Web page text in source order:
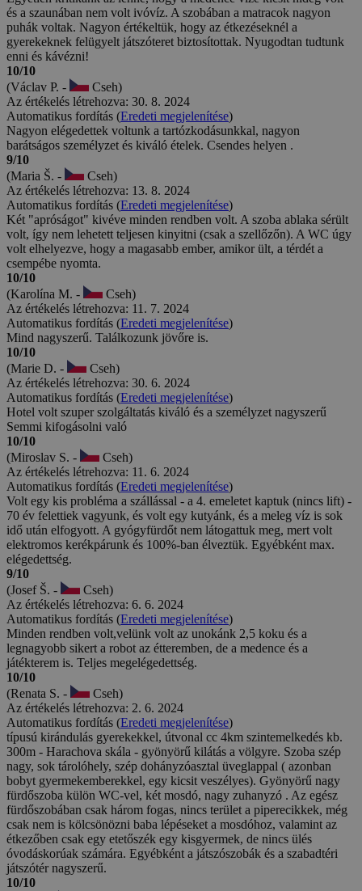
és a szaunában nem volt ivóvíz. A szobában a matracok nagyon
puhák voltak. Nagyon értékeltük, hogy az étkezéseknél a
gyerekeknek felügyelt játszóteret biztosítottak. Nyugodtan tudtunk
enni és kávézni!
10/10
(Václav P. -
Cseh)
Az értékelés létrehozva: 30. 8. 2024
Automatikus fordítás (Eredeti megjelenítése)
Nagyon elégedettek voltunk a tartózkodásunkkal, nagyon
barátságos személyzet és kiváló ételek. Csendes helyen .
9/10
(Maria Š. -
Cseh)
Az értékelés létrehozva: 13. 8. 2024
Automatikus fordítás (Eredeti megjelenítése)
Két "apróságot" kivéve minden rendben volt. A szoba ablaka sérült
volt, így nem lehetett teljesen kinyitni (csak a szellőzőn). A WC úgy
volt elhelyezve, hogy a magasabb ember, amikor ült, a térdét a
csempébe nyomta.
10/10
(Karolína M. -
Cseh)
Az értékelés létrehozva: 11. 7. 2024
Automatikus fordítás (Eredeti megjelenítése)
Mind nagyszerű. Találkozunk jövőre is.
10/10
(Marie D. -
Cseh)
Az értékelés létrehozva: 30. 6. 2024
Automatikus fordítás (Eredeti megjelenítése)
Hotel volt szuper szolgáltatás kiváló és a személyzet nagyszerű
Semmi kifogásolni való
10/10
(Miroslav S. -
Cseh)
Az értékelés létrehozva: 11. 6. 2024
Automatikus fordítás (Eredeti megjelenítése)
Volt egy kis probléma a szállással - a 4. emeletet kaptuk (nincs lift) -
70 év felettiek vagyunk, és volt egy kutyánk, és a meleg víz is sok
idő után elfogyott. A gyógyfürdőt nem látogattuk meg, mert volt
elektromos kerékpárunk és 100%-ban élveztük. Egyébként max.
elégedettség.
9/10
(Josef Š. -
Cseh)
Az értékelés létrehozva: 6. 6. 2024
Automatikus fordítás (Eredeti megjelenítése)
Minden rendben volt,velünk volt az unokánk 2,5 koku és a
legnagyobb sikert a robot az étteremben, de a medence és a
játékterem is. Teljes megelégedettség.
10/10
(Renata S. -
Cseh)
Az értékelés létrehozva: 2. 6. 2024
Automatikus fordítás (Eredeti megjelenítése)
típusú kirándulás gyerekekkel, útvonal cc 4km szintemelkedés kb.
300m - Harachova skála - gyönyörű kilátás a völgyre. Szoba szép
nagy, sok tárolóhely, szép dohányzóasztal üveglappal ( azonban
bobyt gyermekemberekkel, egy kicsit veszélyes). Gyönyörű nagy
fürdőszoba külön WC-vel, két mosdó, nagy zuhanyzó . Az egész
fürdőszobában csak három fogas, nincs terület a piperecikkek, még
csak nem is kölcsönözni baba lépéseket a mosdóhoz, valamint az
étkezőben csak egy etetőszék egy kisgyermek, de nincs ülés
óvodáskorúak számára. Egyébként a játszószobák és a szabadtéri
játszótér nagyszerű.
10/10